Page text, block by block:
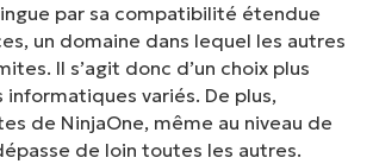
par sa compatibilité étendue
un domaine dans lequel les autres
Il s’agit donc d’un choix plus
variés. De plus,
de NinjaOne, même au niveau de
de loin toutes les autres.